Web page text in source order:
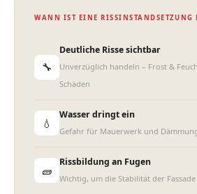
WANN IST EINE RISSINSTANDSETZUNG
🔧
Deutliche Risse sichtbar
Unverzüglich handeln – Frost &
Schäden
💧
Wasser dringt ein
Gefahr für Mauerwerk und
🧱
Rissbildung an Fugen
Wichtig, um die Stabilität der